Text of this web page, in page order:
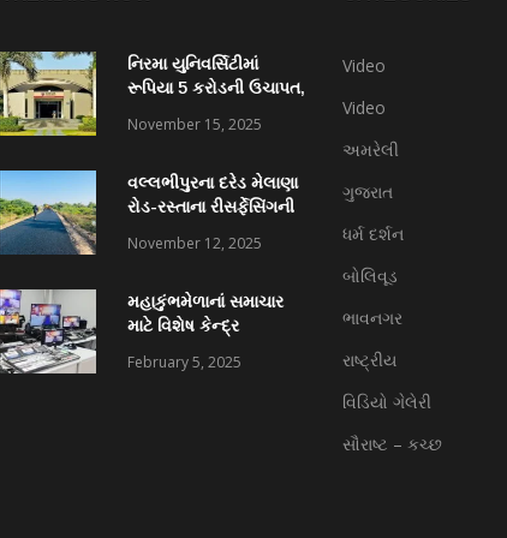
નિરમા યુનિવર્સિટીમાં
રૂપિયા 5 કરોડની ઉચાપત,
ફરિયાદ
November 15, 2025
વલ્લભીપુરના દરેડ મેલાણા
રોડ-રસ્તાના રીસર્ફેસિંગની
November 12, 2025
મહાકુંભમેળાનાં સમાચાર
માટે વિશેષ કેન્દ્ર
February 5, 2025
Video
Video
અમરેલી
ગુજરાત
ધર્મ દર્શન
બોલિવૂડ
ભાવનગર
રાષ્ટ્રીય
વિડિયો ગેલેરી
સૌરાષ્ટ – કચ્છ